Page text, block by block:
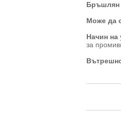
Бръшлян
Може да
Начин на
за